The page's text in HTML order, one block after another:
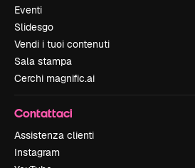
Eventi
Slidesgo
Vendi i tuoi contenuti
Sala stampa
Cerchi magnific.ai
Contattaci
Assistenza clienti
Instagram